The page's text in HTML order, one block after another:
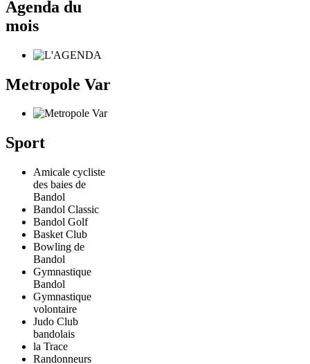
Agenda du
mois
Metropole Var
Sport
Amicale cycliste
des baies de
Bandol
Bandol Classic
Bandol Golf
Basket Club
Bowling de
Bandol
Gymnastique
Bandol
Gymnastique
volontaire
Judo Club
bandolais
la Trace
Randonneurs